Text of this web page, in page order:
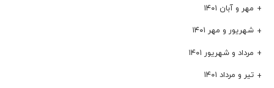
مهر و آبان ۱۴۰۱
شهریور و مهر ۱۴۰۱
مرداد و شهریور ۱۴۰۱
تیر و مرداد ۱۴۰۱